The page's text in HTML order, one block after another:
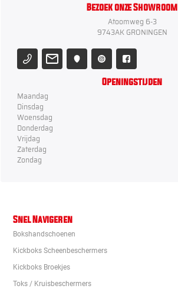
Bezoek onze Showroom
Atoomweg 6-3
9743AK GRONINGEN
Openingstijden
Maandag
Dinsdag
Woensdag
Donderdag
Vrijdag
Zaterdag
Zondag
Snel Navigeren
Bokshandschoenen
Kickboks Scheenbeschermers
Kickboks Broekjes
Toks / Kruisbeschermers